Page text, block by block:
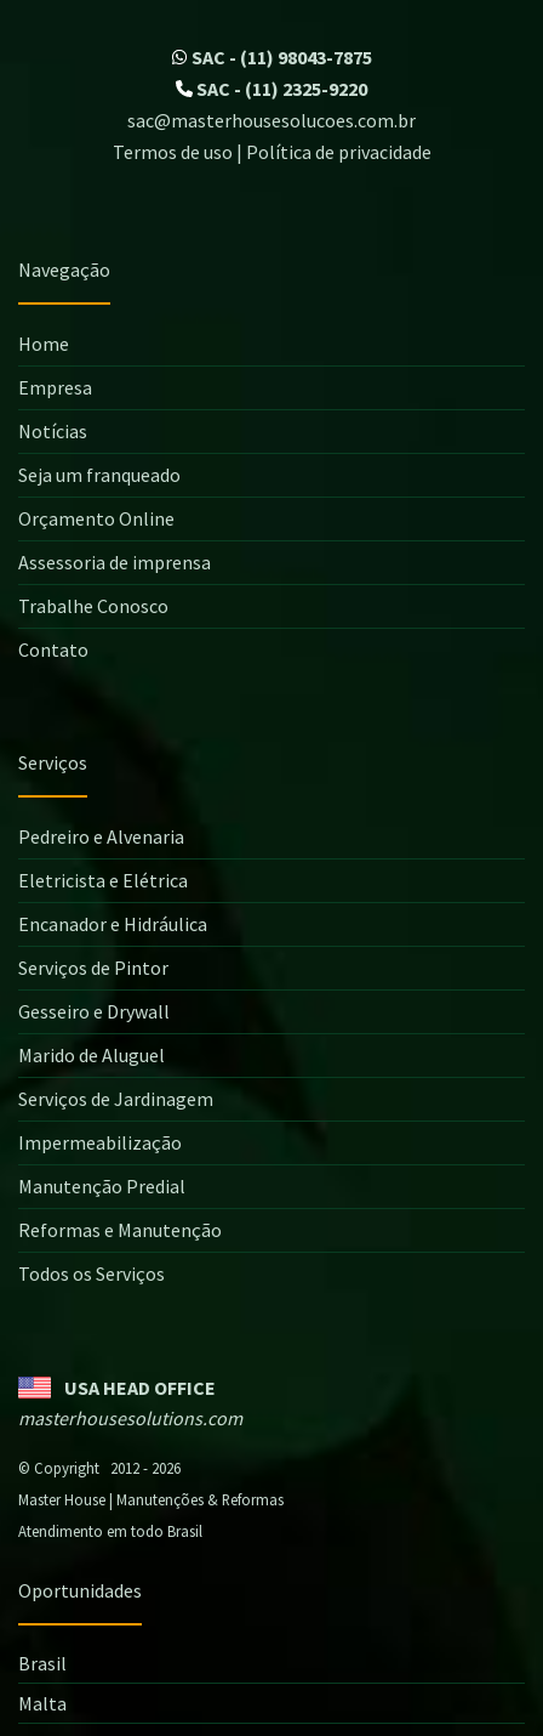
SAC - (11) 98043-7875
SAC - (11) 2325-9220
sac@masterhousesolucoes.com.br
Termos de uso | Política de privacidade
Navegação
Home
Empresa
Notícias
Seja um franqueado
Orçamento Online
Assessoria de imprensa
Trabalhe Conosco
Contato
Serviços
Pedreiro e Alvenaria
Eletricista e Elétrica
Encanador e Hidráulica
Serviços de Pintor
Gesseiro e Drywall
Marido de Aluguel
Serviços de Jardinagem
Impermeabilização
Manutenção Predial
Reformas e Manutenção
Todos os Serviços
USA HEAD OFFICE
masterhousesolutions.com
© Copyright 2012 - 2026
Master House | Manutenções & Reformas
Atendimento em todo Brasil
Oportunidades
Brasil
Malta